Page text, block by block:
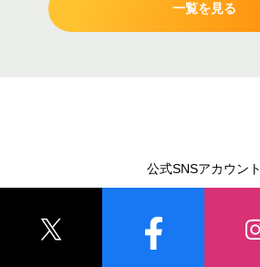
一覧を見る
公式SNSアカウント